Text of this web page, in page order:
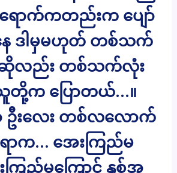
ောက်ကတည်းက ပျော်
ဒါမှမဟုတ် တစ်သက်
ဆိုလည်း တစ်သက်လုံး
တို့က ပြောတယ်…။
းလေး တစ်လလောက်
ရာက… အေးကြည်မ
ြည်မကြောင့် နှစ်အ